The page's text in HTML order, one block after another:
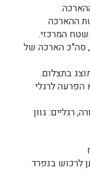
ההארכה
המרכזי.
פלטת הארכה הוא 40 ס"מ, סה"כ הארכה של
בתצלום.
לרגלי
רגליים: גוון
לרכוש בנפרד